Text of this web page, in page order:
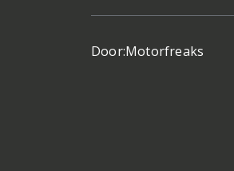
Door:Motorfreaks